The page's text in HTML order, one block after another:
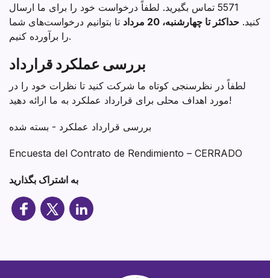
5571 تماس بگیرید. لطفاً درخواست خود را برای ما ارسال
کنید. حداکثر تا چهارشنبه، 20 مرداد
تا بتوانیم درخواست‌های شما
را برآورده کنیم.
بررسی عملکرد قرارداد
لطفاً در نظرسنجی کوتاه ما شرکت کنید تا نظرات خود را در
مورد اهداف محلی برای قرارداد عملکرد به ما ارائه دهید!
بررسی قرارداد عملکرد - بسته شده
Encuesta del Contrato de Rendimiento – CERRADO
به اشتراک بگذارید